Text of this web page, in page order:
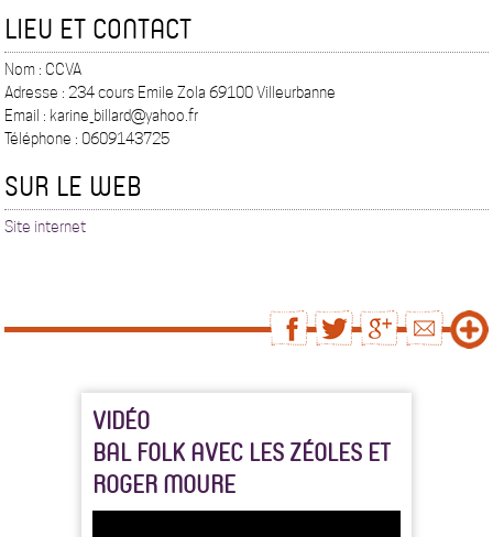
LIEU ET CONTACT
Nom : CCVA
Adresse : 234 cours Emile Zola 69100 Villeurbanne
Email : karine_billard@yahoo.fr
Téléphone : 0609143725
SUR LE WEB
Site internet
VIDÉO
BAL FOLK AVEC LES ZÉOLES ET
ROGER MOURE